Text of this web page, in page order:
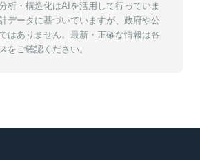
析・構造化はAIを活用して行っていま
データに基づいていますが、政府や公
はありません。最新・正確な情報は各
をご確認ください。